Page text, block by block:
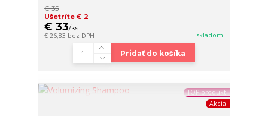
€ 35
Ušetríte € 2
€ 33/ks
€ 26,83 bez DPH skladom
Pridať do košíka
TOP produkt
Akcia